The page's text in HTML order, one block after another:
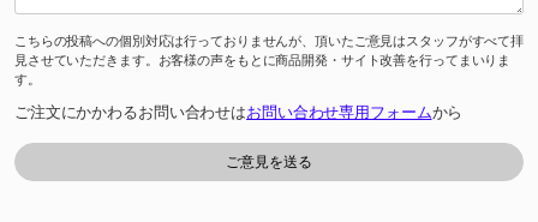
こちらの投稿への個別対応は行っておりませんが、頂いたご意見はスタッフがすべて拝
見させていただきます。お客様の声をもとに商品開発・サイト改善を行ってまいりま
す。
ご注文にかかわるお問い合わせはお問い合わせ専用フォームから